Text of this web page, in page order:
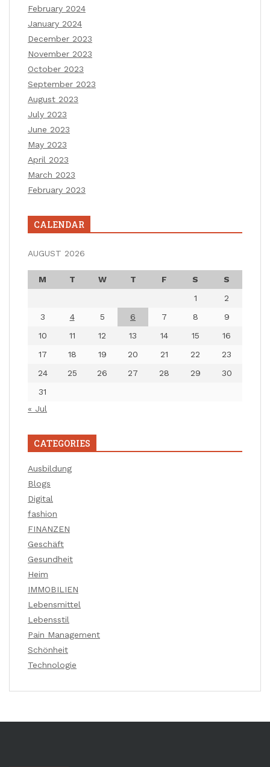
February 2024
January 2024
December 2023
November 2023
October 2023
September 2023
August 2023
July 2023
June 2023
May 2023
April 2023
March 2023
February 2023
CALENDAR
AUGUST 2026
M T W T F S
S
1
2
3
4 5 6 7 8
9
10
11 12 13 14 15
16
17
18 19 20 21 22
23
24
25 26 27 28 29
30
31
« Jul
CATEGORIES
Ausbildung
Blogs
Digital
fashion
FINANZEN
Geschäft
Gesundheit
Heim
IMMOBILIEN
Lebensmittel
Lebensstil
Pain Management
Schönheit
Technologie